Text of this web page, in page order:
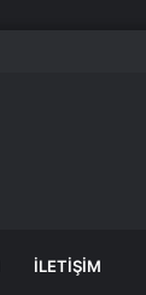
İLETIŞIM